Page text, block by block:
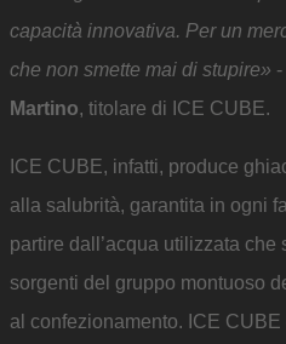
capacità innovativa. Per un
che non smette mai di stupire»
Martino, titolare di ICE CUBE.
ICE CUBE, infatti, produce
alla salubrità, garantita in ogni
partire dall’acqua utilizzata
sorgenti del gruppo montuoso
al confezionamento. ICE